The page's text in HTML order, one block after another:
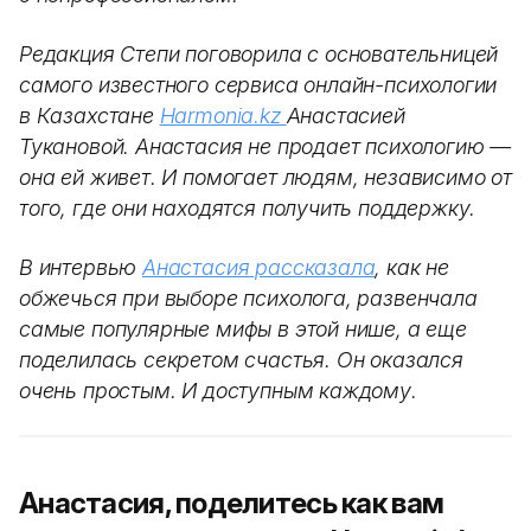
Редакция Степи поговорила с основательницей
самого известного сервиса онлайн-психологии
в Казахстане Harmonia.kz Анастасией
Тукановой. Анастасия не продает психологию —
она ей живет. И помогает людям, независимо от
того, где они находятся получить поддержку.
В интервьюАнастасия рассказала, как не
обжечься при выборе психолога, развенчала
самые популярные мифы в этой нише, а еще
поделилась секретом счастья. Он оказался
очень простым. И доступным каждому.
Анастасия, поделитесь как вам